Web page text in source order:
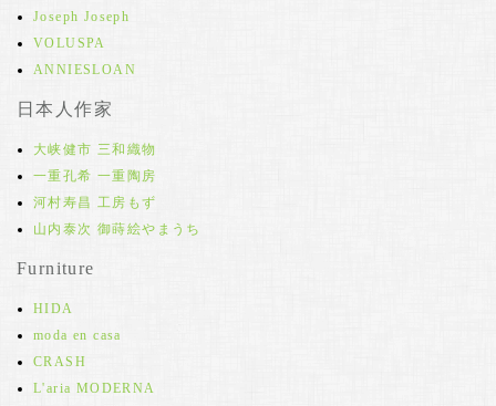
Joseph Joseph
VOLUSPA
ANNIESLOAN
日本人作家
大峡健市 三和織物
一重孔希 一重陶房
河村寿昌 工房もず
山内泰次 御蒔絵やまうち
Furniture
HIDA
moda en casa
CRASH
L'aria MODERNA